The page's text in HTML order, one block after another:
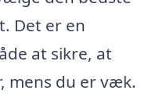
Det er en
at sikre, at
mens du er væk.